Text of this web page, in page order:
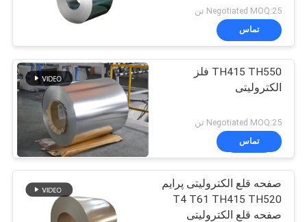
Negotiated MOQ:25 تن
تماس
TH415 TH550 فلز
الکترولیتی
Negotiated MOQ:25 تن
تماس
صفحه قلع الکترولیتی پرایم
T4 T61 TH415 TH520
صفحه قلع الکترولیتی